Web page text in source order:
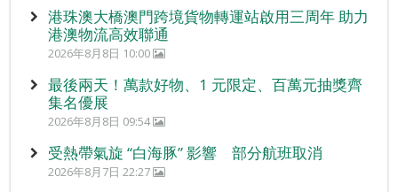
港珠澳大橋澳門跨境貨物轉運站啟用三周年 助力
港澳物流高效聯通
2026年8月8日 10:00
最後兩天！萬款好物、1 元限定、百萬元抽獎齊
集名優展
2026年8月8日 09:54
受熱帶氣旋 “白海豚” 影響 部分航班取消
2026年8月7日 22:27